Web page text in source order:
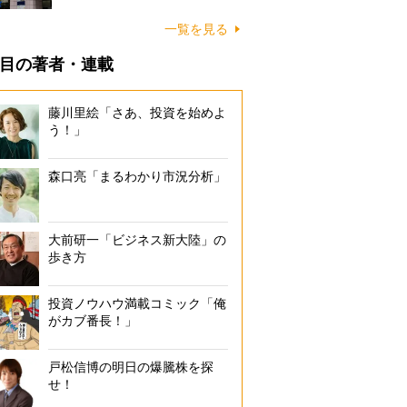
一覧を見る
の著者・連載
藤川里絵「さあ、投資を始めよ
う！」
森口亮「まるわかり市況分析」
大前研一「ビジネス新大陸」の
歩き方
投資ノウハウ満載コミック「俺
がカブ番長！」
戸松信博の明日の爆騰株を探
せ！